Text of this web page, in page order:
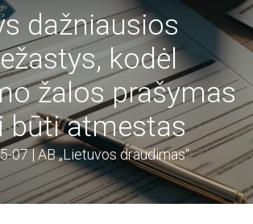
dažniausios
kodėl
žalos prašymas
būti atmestas
07 | AB „Lietuvos draudimas“